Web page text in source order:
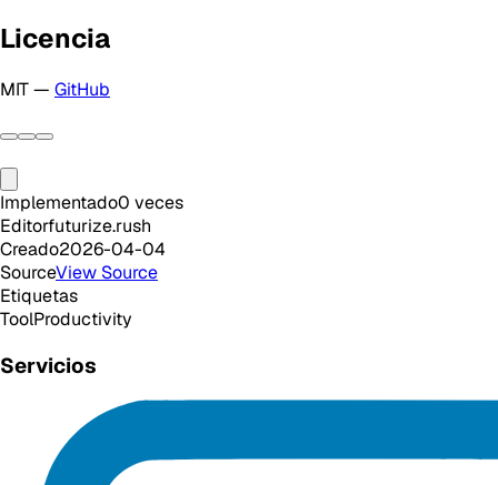
Licencia
MIT — GitHub
Implementado0 veces
Editorfuturize.rush
Creado2026-04-04
SourceView Source
Etiquetas
ToolProductivity
Servicios